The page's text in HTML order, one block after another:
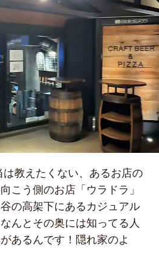
は教えたくない、あるお店の
こう側のお店「ウラドラ」
の高架下にあるカジュアル
んとその奥には知ってる人
あるんです！隠れ家のよ